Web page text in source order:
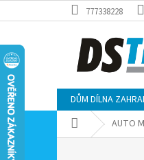
na
777338228
DŮM DÍLNA
Domů AUTO